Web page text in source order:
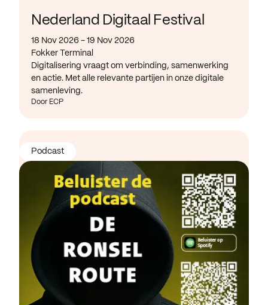
Nederland Digitaal Festival
18 Nov 2026 - 19 Nov 2026
Fokker Terminal
Digitalisering vraagt om verbinding, samenwerking
en actie. Met alle relevante partijen in onze digitale
samenleving.
Door ECP
Podcast